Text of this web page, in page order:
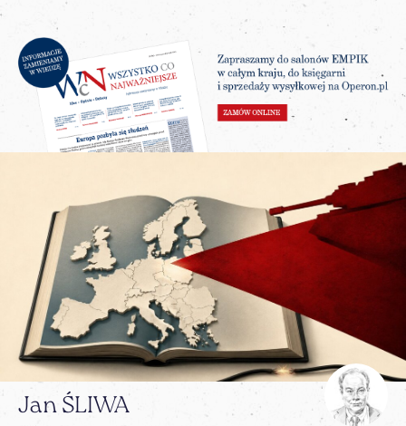
Jan ŚLIWA